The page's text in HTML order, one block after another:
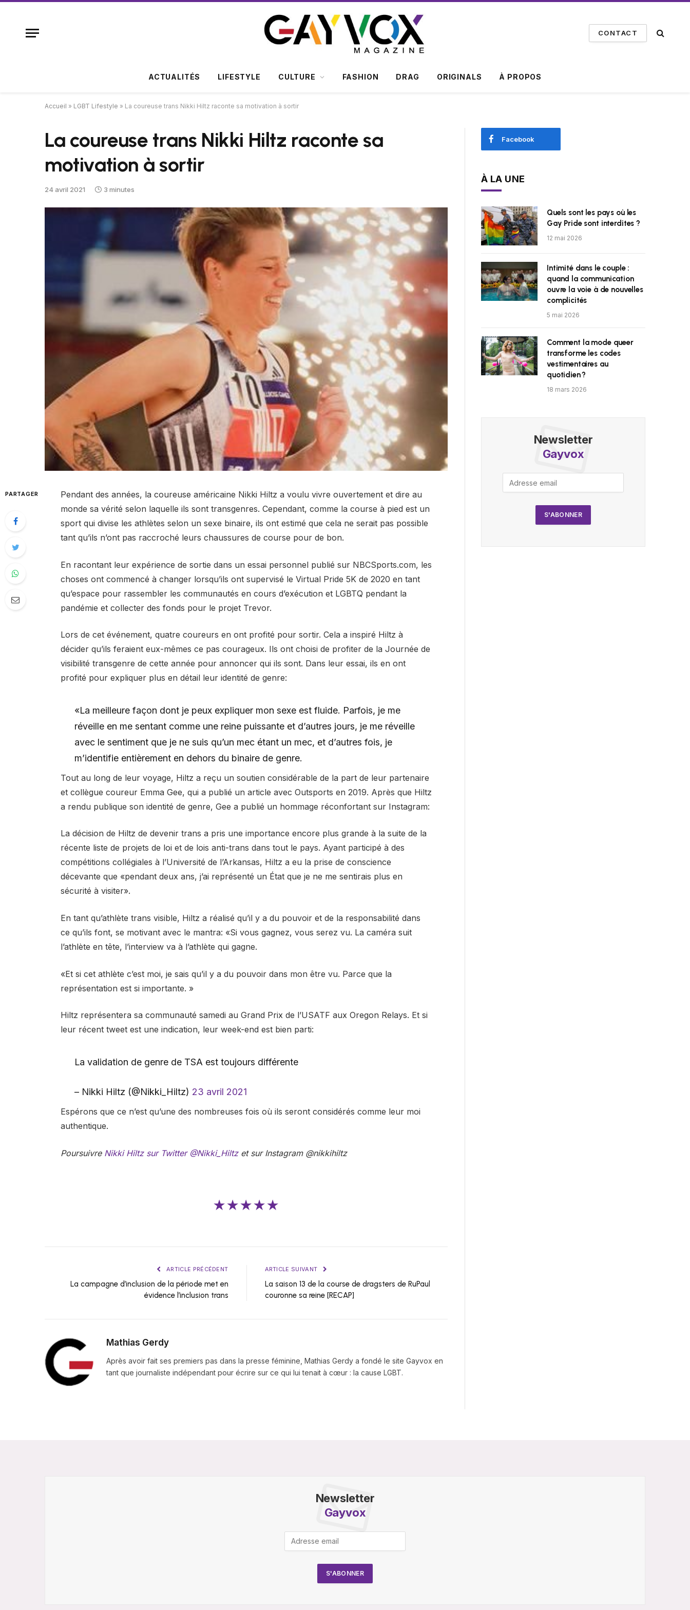
CONTACT
ACTUALITÉS LIFESTYLE CULTURE FASHION DRAG ORIGINALS À PROPOS
Accueil » LGBT Lifestyle » La coureuse trans Nikki Hiltz raconte sa motivation à sortir
La coureuse trans Nikki Hiltz raconte sa
motivation à sortir
24 avril 2021 3 minutes
PARTAGER
Pendant des années, la coureuse américaine Nikki Hiltz a voulu vivre ouvertement et dire au
monde sa vérité selon laquelle ils sont transgenres. Cependant, comme la course à pied est un
sport qui divise les athlètes selon un sexe binaire, ils ont estimé que cela ne serait pas possible
tant qu’ils n’ont pas raccroché leurs chaussures de course pour de bon.
En racontant leur expérience de sortie dans un essai personnel publié sur NBCSports.com, les
choses ont commencé à changer lorsqu’ils ont supervisé le Virtual Pride 5K de 2020 en tant
qu’espace pour rassembler les communautés en cours d’exécution et LGBTQ pendant la
pandémie et collecter des fonds pour le projet Trevor.
Lors de cet événement, quatre coureurs en ont profité pour sortir. Cela a inspiré Hiltz à
décider qu’ils feraient eux-mêmes ce pas courageux. Ils ont choisi de profiter de la Journée de
visibilité transgenre de cette année pour annoncer qui ils sont. Dans leur essai, ils en ont
profité pour expliquer plus en détail leur identité de genre:
«La meilleure façon dont je peux expliquer mon sexe est fluide. Parfois, je me
réveille en me sentant comme une reine puissante et d’autres jours, je me réveille
avec le sentiment que je ne suis qu’un mec étant un mec, et d’autres fois, je
m’identifie entièrement en dehors du binaire de genre.
Tout au long de leur voyage, Hiltz a reçu un soutien considérable de la part de leur partenaire
et collègue coureur Emma Gee, qui a publié un article avec Outsports en 2019. Après que Hiltz
a rendu publique son identité de genre, Gee a publié un hommage réconfortant sur Instagram:
La décision de Hiltz de devenir trans a pris une importance encore plus grande à la suite de la
récente liste de projets de loi et de lois anti-trans dans tout le pays. Ayant participé à des
compétitions collégiales à l’Université de l’Arkansas, Hiltz a eu la prise de conscience
décevante que «pendant deux ans, j’ai représenté un État que je ne me sentirais plus en
sécurité à visiter».
En tant qu’athlète trans visible, Hiltz a réalisé qu’il y a du pouvoir et de la responsabilité dans
ce qu’ils font, se motivant avec le mantra: «Si vous gagnez, vous serez vu. La caméra suit
l’athlète en tête, l’interview va à l’athlète qui gagne.
«Et si cet athlète c’est moi, je sais qu’il y a du pouvoir dans mon être vu. Parce que la
représentation est si importante. »
Hiltz représentera sa communauté samedi au Grand Prix de l’USATF aux Oregon Relays. Et si
leur récent tweet est une indication, leur week-end est bien parti:
La validation de genre de TSA est toujours différente
– Nikki Hiltz (@Nikki_Hiltz) 23 avril 2021
Espérons que ce n’est qu’une des nombreuses fois où ils seront considérés comme leur moi
authentique.
Poursuivre Nikki Hiltz sur Twitter @Nikki_Hiltz et surInstagram @nikkihiltz
★★★★★
ARTICLE PRÉCÉDENT
La campagne d’inclusion de la période met en
évidence l’inclusion trans
ARTICLE SUIVANT
La saison 13 de la course de dragsters de RuPaul
couronne sa reine [RECAP]
Mathias Gerdy
Après avoir fait ses premiers pas dans la presse féminine, Mathias Gerdy a fondé le site Gayvox en
tant que journaliste indépendant pour écrire sur ce qui lui tenait à cœur : la cause LGBT.
Facebook
À LA UNE
Quels sont les pays où les
Gay Pride sont interdites ?
12 mai 2026
Intimité dans le couple :
quand la communication
ouvre la voie à de nouvelles
complicités
5 mai 2026
Comment la mode queer
transforme les codes
vestimentaires au
quotidien ?
18 mars 2026
Newsletter
Gayvox
Newsletter
Gayvox